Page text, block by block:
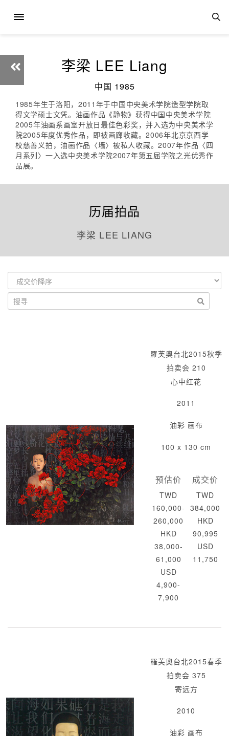
李梁 LEE Liang
中国 1985
1985年生于洛阳，2011年于中国中央美术学院造型学院取
得文学硕士文凭。油画作品《静物》获得中国中央美术学院
2005年油画系画室开放日最佳色彩奖，并入选为中央美术学
院2005年度优秀作品，即被画廊收藏。2006年北京京西学
校慈善义拍，油画作品〈墙〉被私人收藏。2007年作品〈四
月系列〉一入选中央美术学院2007年第五届学院之光优秀作
品展。
历届拍品
李梁 LEE LIANG
羅芙奧台北2015秋季
拍卖会 210
心中红花
2011
油彩 画布
100 x 130 cm
预估价
TWD
160,000-
260,000
HKD
38,000-
61,000
USD
4,900-
7,900
成交价
TWD
384,000
HKD
90,995
USD
11,750
羅芙奧台北2015春季
拍卖会 375
寄远方
2010
油彩 画布